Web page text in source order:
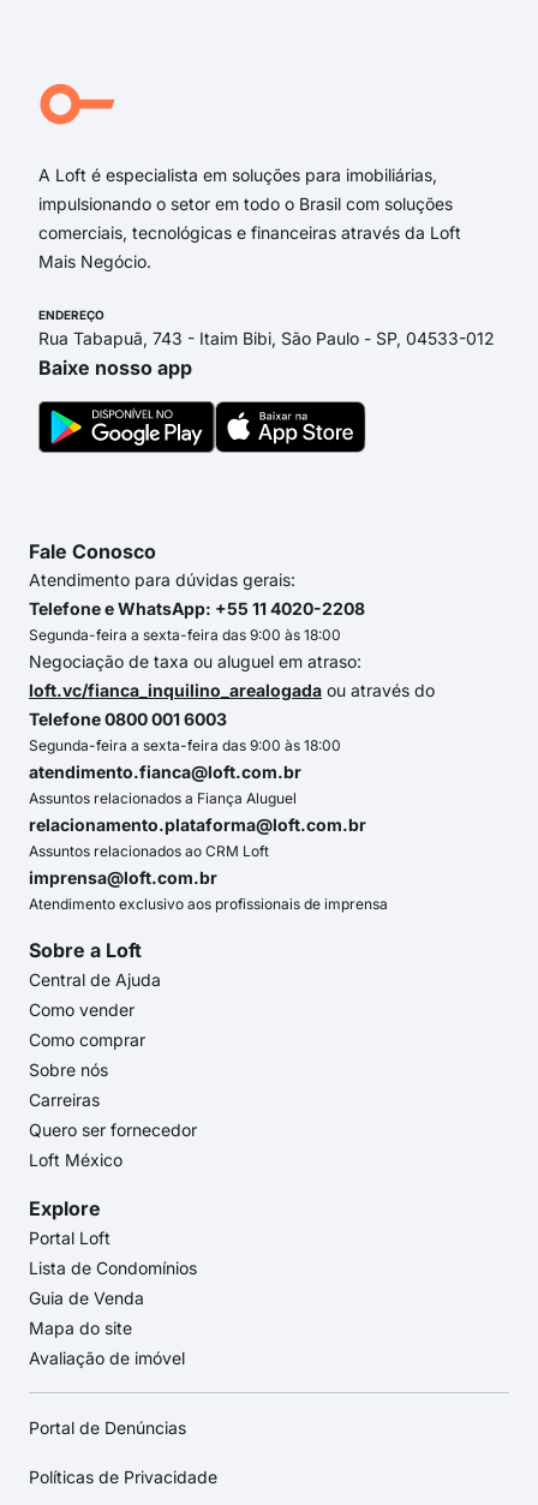
A Loft é especialista em soluções para imobiliárias,
impulsionando o setor em todo o Brasil com soluções
comerciais, tecnológicas e financeiras através da Loft
Mais Negócio.
ENDEREÇO
Rua Tabapuã, 743 - Itaim Bibi, São Paulo - SP, 04533-012
Baixe nosso app
Fale Conosco
Atendimento para dúvidas gerais:
Telefone e WhatsApp: +55 11 4020-2208
Segunda-feira a sexta-feira das 9:00 às 18:00
Negociação de taxa ou aluguel em atraso:
loft.vc/fianca_inquilino_arealogada ou através do
Telefone 0800 001 6003
Segunda-feira a sexta-feira das 9:00 às 18:00
atendimento.fianca@loft.com.br
Assuntos relacionados a Fiança Aluguel
relacionamento.plataforma@loft.com.br
Assuntos relacionados ao CRM Loft
imprensa@loft.com.br
Atendimento exclusivo aos profissionais de imprensa
Sobre a Loft
Central de Ajuda
Como vender
Como comprar
Sobre nós
Carreiras
Quero ser fornecedor
Loft México
Explore
Portal Loft
Lista de Condomínios
Guia de Venda
Mapa do site
Avaliação de imóvel
Portal de Denúncias
Políticas de Privacidade